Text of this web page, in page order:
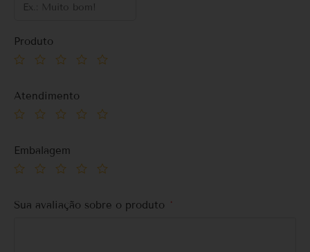
Produto
Atendimento
Embalagem
Sua avaliação sobre o produto *